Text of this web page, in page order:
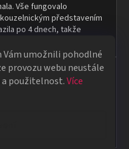
Vám umožnili pohodlné
provozu webu neustále
a použitelnost.Více
Vše fungovalo
představením
po 4 dnech, takže